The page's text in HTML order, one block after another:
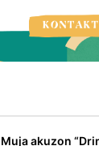
Muja akuzon